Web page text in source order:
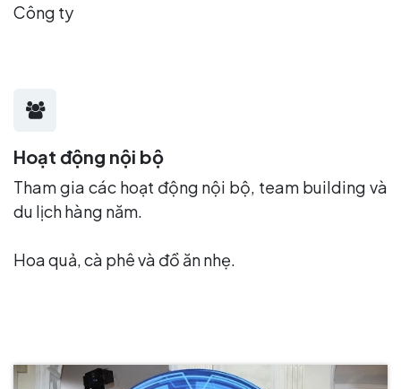
Công ty
Hoạt động nội bộ
Tham gia các hoạt động nội bộ, team building và
du lịch hàng năm.
Hoa quả, cà phê và đồ ăn nhẹ.